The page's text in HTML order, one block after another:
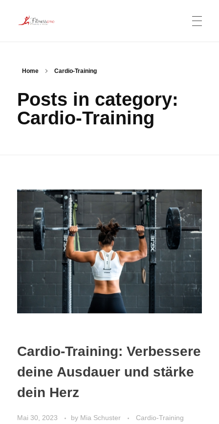
KRAFTTRAINING
Home Cardio-Training
Posts in category:
Cardio-Training
Cardio-Training: Verbessere
deine Ausdauer und stärke
dein Herz
Mai 30, 2023 by Mia Schuster Cardio-Training